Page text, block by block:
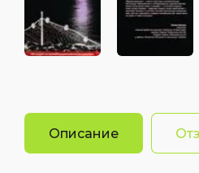
Описание